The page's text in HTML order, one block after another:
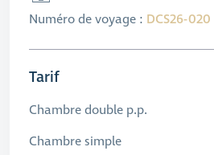
Numéro de voyage : DCS26-020
Tarif
Chambre double p.p.
Chambre simple